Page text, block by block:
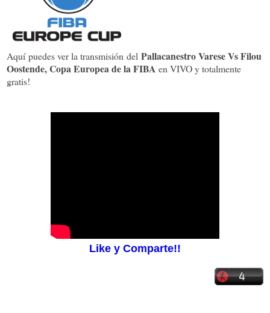
Aquí puedes ver la transmisión del Pallacanestro Varese Vs Filou
Oostende, Copa Europea de la FIBA en VIVO y totalmente
gratis!
Like y Comparte!!